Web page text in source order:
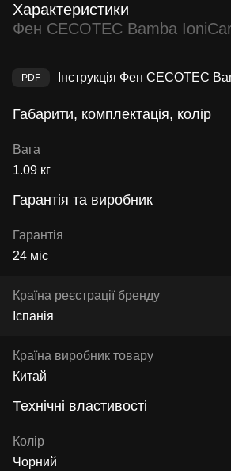
Характеристики
Фен CECOTEC Bamba
Габарити, комплектація, колір
Вага
1.09 кг
Гарантія та виробник
Гарантія
24 міс
Країна реєстрації бренду
Іспанія
Країна виробник товару
Китай
Технічні властивості
Колір
Чорний